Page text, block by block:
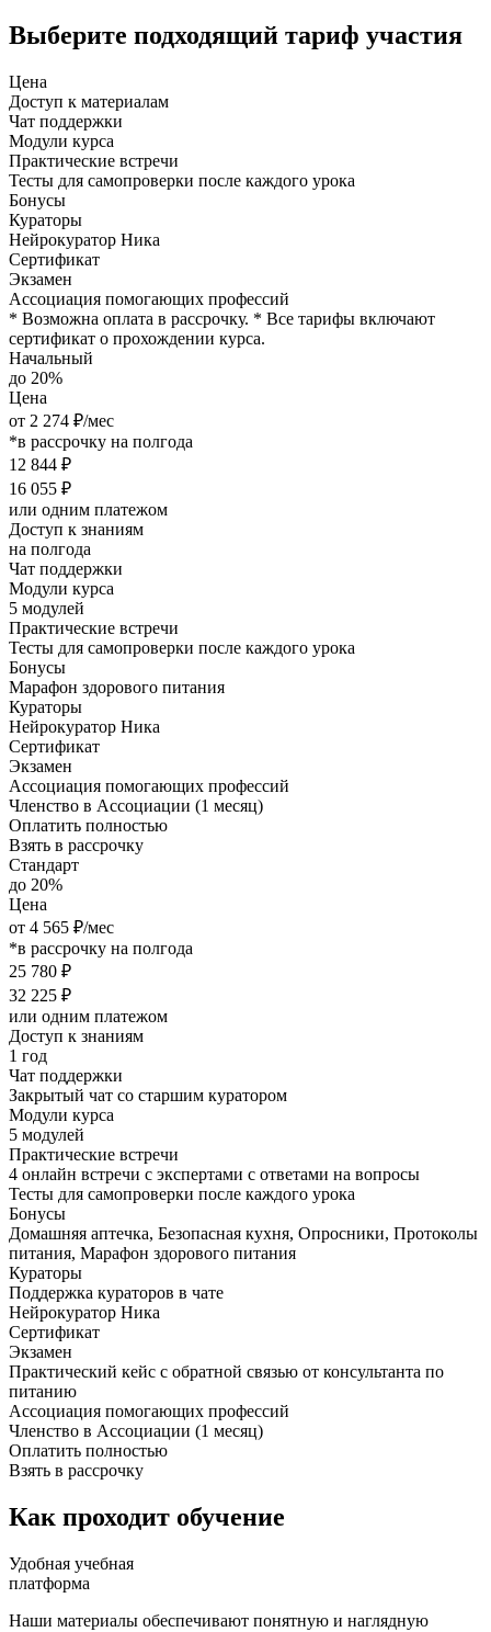
Выберите подходящий тариф участия
Цена
Доступ к материалам
Чат поддержки
Модули курса
Практические встречи
Тесты для самопроверки после каждого урока
Бонусы
Кураторы
Нейрокуратор Ника
Сертификат
Экзамен
Ассоциация помогающих профессий
* Возможна оплата в рассрочку. * Все тарифы включают
сертификат о прохождении курса.
Начальный
до 20%
Цена
от 2 274 ₽/мес
*в рассрочку на полгода
12 844 ₽
16 055 ₽
или одним платежом
Доступ к знаниям
на полгода
Чат поддержки
Модули курса
5 модулей
Практические встречи
Тесты для самопроверки после каждого урока
Бонусы
Марафон здорового питания
Кураторы
Нейрокуратор Ника
Сертификат
Экзамен
Ассоциация помогающих профессий
Членство в Ассоциации (1 месяц)
Оплатить полностью
Взять в рассрочку
Стандарт
до 20%
Цена
от 4 565 ₽/мес
*в рассрочку на полгода
25 780 ₽
32 225 ₽
или одним платежом
Доступ к знаниям
1 год
Чат поддержки
Закрытый чат со старшим куратором
Модули курса
5 модулей
Практические встречи
4 онлайн встречи с экспертами с ответами на вопросы
Тесты для самопроверки после каждого урока
Бонусы
Домашняя аптечка, Безопасная кухня, Опросники, Протоколы
питания, Марафон здорового питания
Кураторы
Поддержка кураторов в чате
Нейрокуратор Ника
Сертификат
Экзамен
Практический кейс с обратной связью от консультанта по
питанию
Ассоциация помогающих профессий
Членство в Ассоциации (1 месяц)
Оплатить полностью
Взять в рассрочку
Как проходит обучение
Удобная учебная
платформа
Наши материалы обеспечивают понятную и наглядную